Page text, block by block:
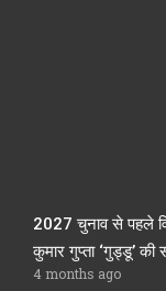
2027 चुनाव से पहले
कुमार गुप्ता ‘गुड्डू’ की
4 months ago